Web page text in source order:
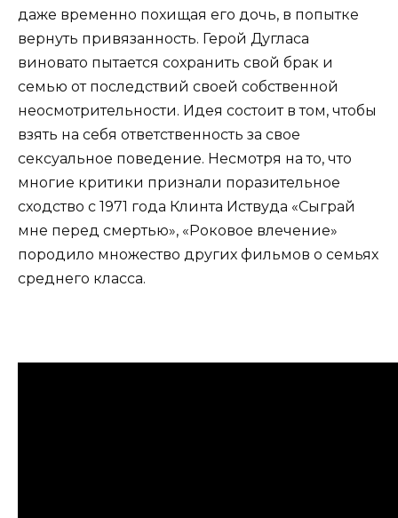
даже временно похищая его дочь, в попытке
вернуть привязанность. Герой Дугласа
виновато пытается сохранить свой брак и
семью от последствий своей собственной
неосмотрительности. Идея состоит в том, чтобы
взять на себя ответственность за свое
сексуальное поведение. Несмотря на то, что
многие критики признали поразительное
сходство с 1971 года Клинта Иствуда «Сыграй
мне перед смертью», «Роковое влечение»
породило множество других фильмов о семьях
среднего класса.